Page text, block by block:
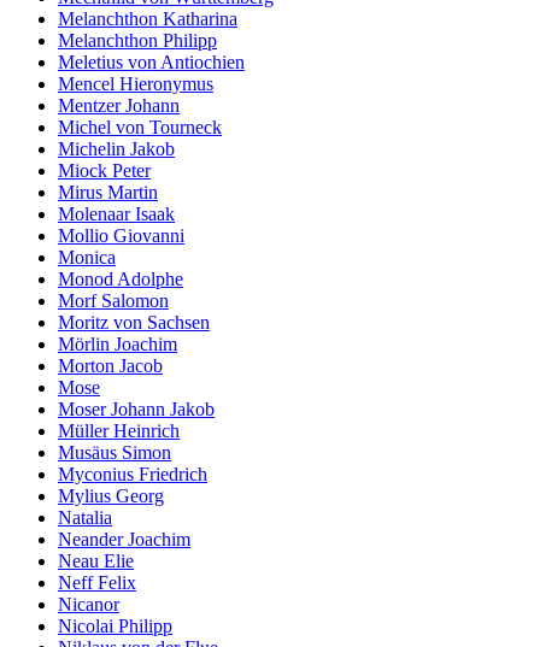
Melanchthon Katharina
Melanchthon Philipp
Meletius von Antiochien
Mencel Hieronymus
Mentzer Johann
Michel von Tourneck
Michelin Jakob
Miock Peter
Mirus Martin
Molenaar Isaak
Mollio Giovanni
Monica
Monod Adolphe
Morf Salomon
Moritz von Sachsen
Mörlin Joachim
Morton Jacob
Mose
Moser Johann Jakob
Müller Heinrich
Musäus Simon
Myconius Friedrich
Mylius Georg
Natalia
Neander Joachim
Neau Elie
Neff Felix
Nicanor
Nicolai Philipp